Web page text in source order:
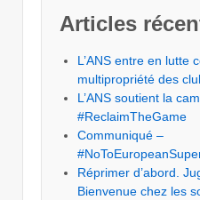
Articles
L’ANS entre en lutte
multipropriété des
L’ANS soutient la
#ReclaimTheGame
Communiqué –
Réprimer d’abord.
Bienvenue chez les